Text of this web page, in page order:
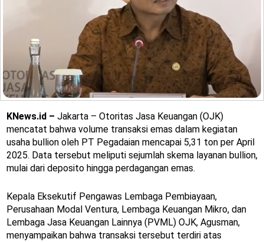
KNews.id – Jakarta – Otoritas Jasa Keuangan (OJK)
mencatat bahwa volume transaksi emas dalam kegiatan
usaha bullion oleh PT Pegadaian mencapai 5,31 ton per April
2025. Data tersebut meliputi sejumlah skema layanan bullion,
mulai dari deposito hingga perdagangan emas.
Kepala Eksekutif Pengawas Lembaga Pembiayaan,
Perusahaan Modal Ventura, Lembaga Keuangan Mikro, dan
Lembaga Jasa Keuangan Lainnya (PVML) OJK, Agusman,
menyampaikan bahwa transaksi tersebut terdiri atas